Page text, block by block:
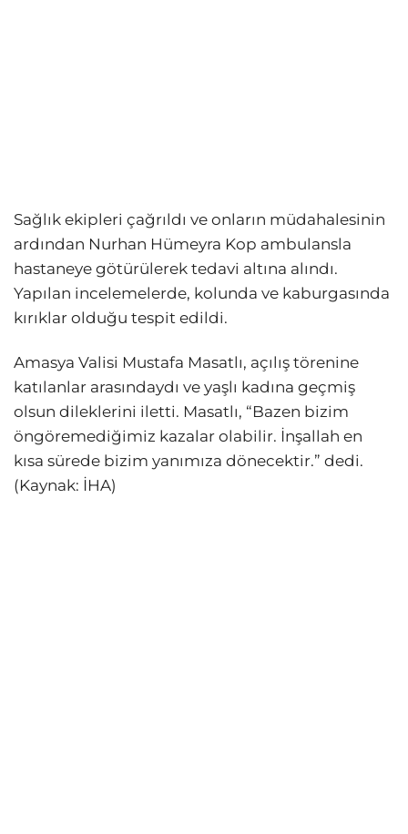
Sağlık ekipleri çağrıldı ve onların müdahalesinin
ardından Nurhan Hümeyra Kop ambulansla
hastaneye götürülerek tedavi altına alındı.
Yapılan incelemelerde, kolunda ve kaburgasında
kırıklar olduğu tespit edildi.
Amasya Valisi Mustafa Masatlı, açılış törenine
katılanlar arasındaydı ve yaşlı kadına geçmiş
olsun dileklerini iletti. Masatlı, “Bazen bizim
öngöremediğimiz kazalar olabilir. İnşallah en
kısa sürede bizim yanımıza dönecektir.” dedi.
(Kaynak: İHA)